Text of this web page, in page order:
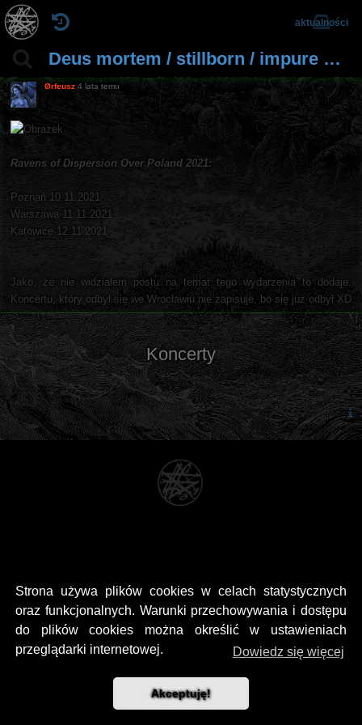
Strona używa plików cookies w celach statystycznych
oraz funkcjonalnych. Warunki przechowywania i dostępu
do plików cookies można określić w ustawieniach
przeglądarki internetowej.
Dowiedz się więcej
Akceptuję!
Deus mortem / stillborn / impure declaration (Poznań 10.11.21, Warszawa 11.11.21, Katowice 12.11.21,
aktualności
Ørfeusz 4 lata temu
Ravens of Dispersion Over Poland 2021:
Poznań 10.11.2021
Warszawa 11.11.2021
Katowice 12.11.2021
Jako, że nie widziałem postu na temat tego wydarzenia to dodaje.
Koncertu, który odbył się we Wrocławiu nie zapisuje, bo się już odbył XD
Koncerty